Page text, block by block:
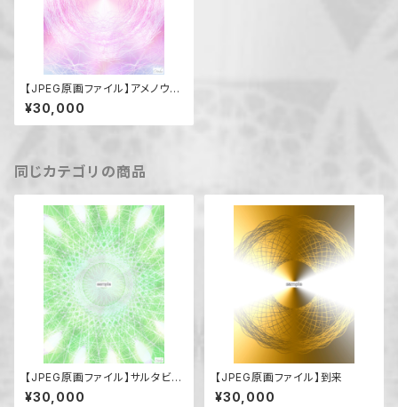
【JPEG原画ファイル】アメノウズ
メノミコト
¥30,000
同じカテゴリの商品
【JPEG原画ファイル】サルタビコ
ノカミ
¥30,000
【JPEG原画ファイル】到来
¥30,000